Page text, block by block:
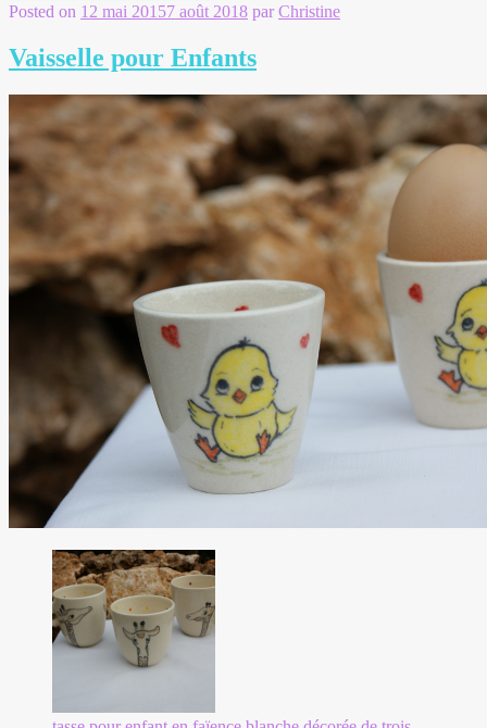
Posted on 12 mai 20157 août 2018 parChristine
Vaisselle pour Enfants